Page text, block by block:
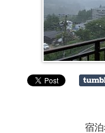
宿